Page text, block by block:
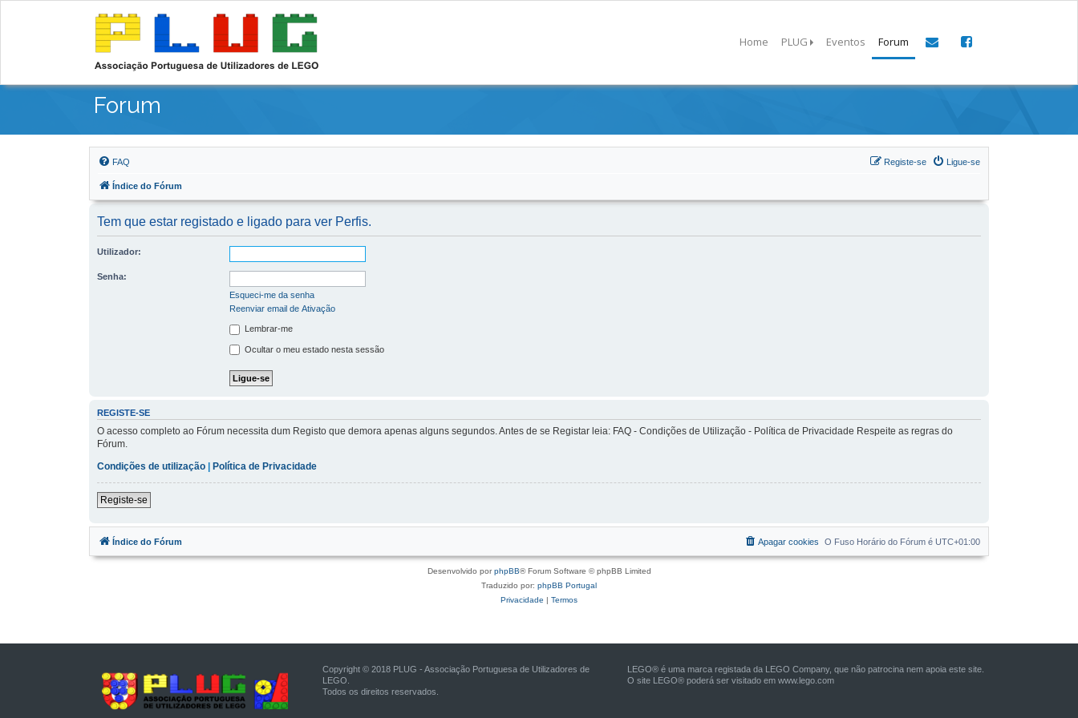
Home PLUG Eventos Forum
Forum
FAQ Ligue-se
Registe-se
Índice do Fórum
Tem que estar registado e ligado para ver Perfis.
Utilizador:
Senha:
Esqueci-me da senha
Reenviar email de Ativação
Lembrar-me
Ocultar o meu estado nesta sessão
REGISTE-SE
O acesso completo ao Fórum necessita dum Registo que demora apenas alguns segundos. Antes de se Registar leia: FAQ - Condições de Utilização - Política de Privacidade Respeite as regras do
Fórum.
Condições de utilização | Política de Privacidade
Registe-se
Índice do Fórum O Fuso Horário do Fórum é UTC+01:00
Apagar cookies
Desenvolvido porphpBB® Forum Software © phpBB Limited
Traduzido por: phpBB Portugal
Privacidade | Termos
Copyright © 2018 PLUG - Associação Portuguesa de Utilizadores de
LEGO.
Todos os direitos reservados.
LEGO® é uma marca registada da LEGO Company, que não patrocina nem apoia este site.
O site LEGO® poderá ser visitado em www.lego.com